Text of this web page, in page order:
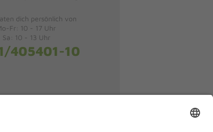
dich persönlich von
Fr: 10 - 17 Uhr
Sa: 10 - 13 Uhr
405401-10